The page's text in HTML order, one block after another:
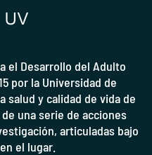
el Desarrollo del Adulto
por la Universidad de
salud y calidad de vida de
una serie de acciones
articuladas bajo
el lugar.